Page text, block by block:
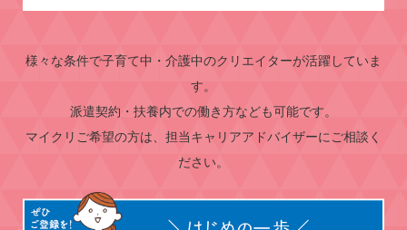
様々な条件で子育て中・介護中のクリエイターが活躍していま
す。
派遣契約・扶養内での働き方なども可能です。
マイクリご希望の方は、担当キャリアアドバイザーにご相談く
ださい。